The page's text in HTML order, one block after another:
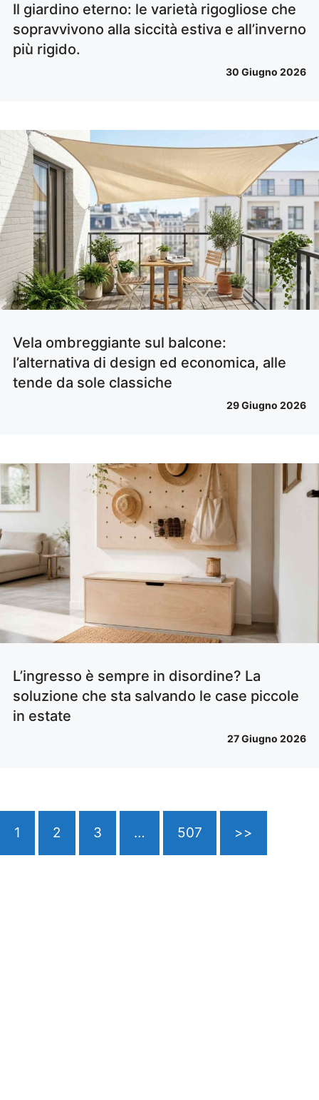
Il giardino eterno: le varietà rigogliose che
sopravvivono alla siccità estiva e all’inverno
più rigido.
30 Giugno 2026
Vela ombreggiante sul balcone:
l’alternativa di design ed economica, alle
tende da sole classiche
29 Giugno 2026
L’ingresso è sempre in disordine? La
soluzione che sta salvando le case piccole
in estate
27 Giugno 2026
1 2 3 … 507 >>